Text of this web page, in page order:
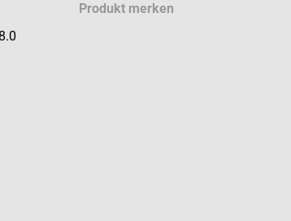
Produkt merken